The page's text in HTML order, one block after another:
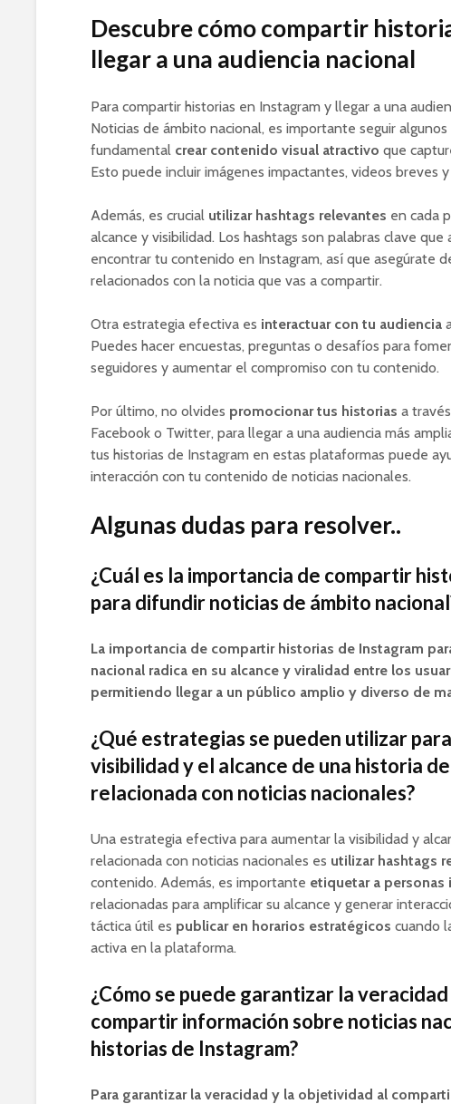
Descubre cómo compartir
llegar a una audiencia nacional
Para compartir historias en Instagram y llegar a una
Noticias de ámbito nacional, es importante seguir algunos
fundamental crear contenido visual atractivo que
Esto puede incluir imágenes impactantes, videos breves
Además, es crucial utilizar hashtags relevantes en cada
alcance y visibilidad. Los hashtags son palabras clave que
encontrar tu contenido en Instagram, así que asegúrate
relacionados con la noticia que vas a compartir.
Otra estrategia efectiva es interactuar con tu audiencia
Puedes hacer encuestas, preguntas o desafíos para
seguidores y aumentar el compromiso con tu contenido.
Por último, no olvides promocionar tus historias a
Facebook o Twitter, para llegar a una audiencia más
tus historias de Instagram en estas plataformas puede
interacción con tu contenido de noticias nacionales.
Algunas dudas para resolver..
¿Cuál es la importancia de compartir
para difundir noticias de ámbito
La importancia de compartir historias de Instagram
nacional radica en su alcance y viralidad entre los
permitiendo llegar a un público amplio y diverso de
¿Qué estrategias se pueden utilizar
visibilidad y el alcance de una historia
relacionada con noticias nacionales?
Una estrategia efectiva para aumentar la visibilidad y
relacionada con noticias nacionales es utilizar hashtags
contenido. Además, es importante etiquetar a personas
relacionadas para amplificar su alcance y generar
táctica útil es publicar en horarios estratégicos cuando
activa en la plataforma.
¿Cómo se puede garantizar la
compartir información sobre noticias
historias de Instagram?
Para garantizar la veracidad y la objetividad al